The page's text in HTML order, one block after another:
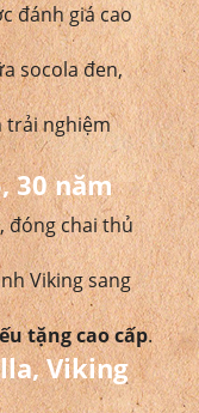
đánh giá cao
socola đen,
trải nghiệm
30 năm
đóng chai thủ
Viking sang
tặng cao cấp.
Viking